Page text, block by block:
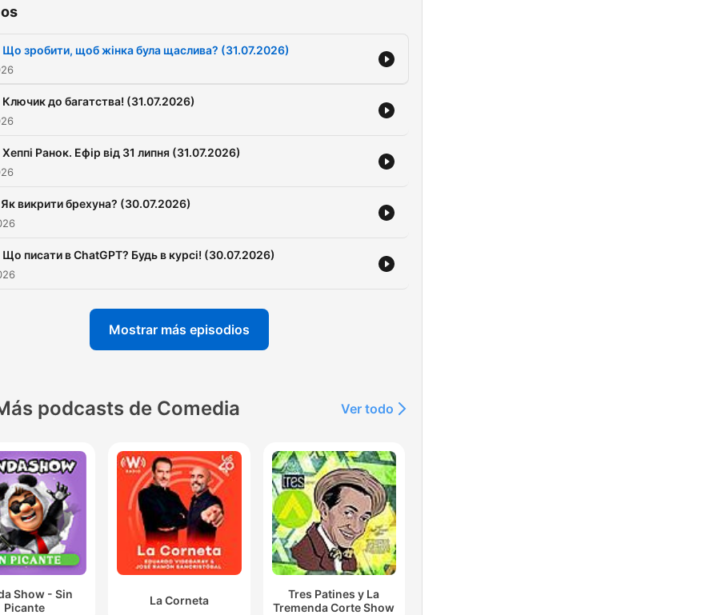
Що зробити, щоб жінка була щаслива? (31.07.2026)
Ключик до багатства! (31.07.2026)
Хеппі Ранок. Ефір від 31 липня (31.07.2026)
Як викрити брехуна? (30.07.2026)
Що писати в ChatGPT? Будь в курсі! (30.07.2026)
Mostrar más episodios
podcasts de Comedia Ver todo
Show - Sin
Picante
La Corneta
Tres Patines y La
Tremenda Corte Show